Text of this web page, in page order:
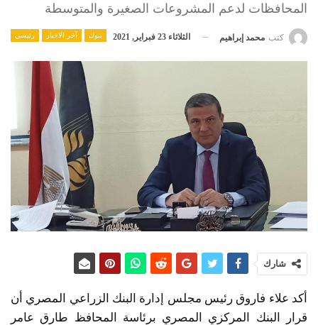
المحافظات لدعم المشروعات الصغيرة والمتوسطة
بنوك آخر الاخبار رئيسي كتب محمد إبراهيم الثلاثاء 23 فبراير, 2021
شارك
أكد علاء فاروق رئيس مجلس إدارة البنك الزراعي المصري أن
قرار البنك المركزي المصري برئاسة المحافظ طارق عامر